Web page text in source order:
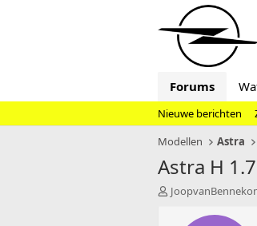
Forums
Nieuwe berichten
Modellen
Astra
Astra H
T